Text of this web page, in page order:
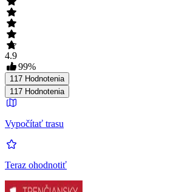
4.9
99%
117 Hodnotenia
117 Hodnotenia
Vypočítať trasu
Teraz ohodnotiť